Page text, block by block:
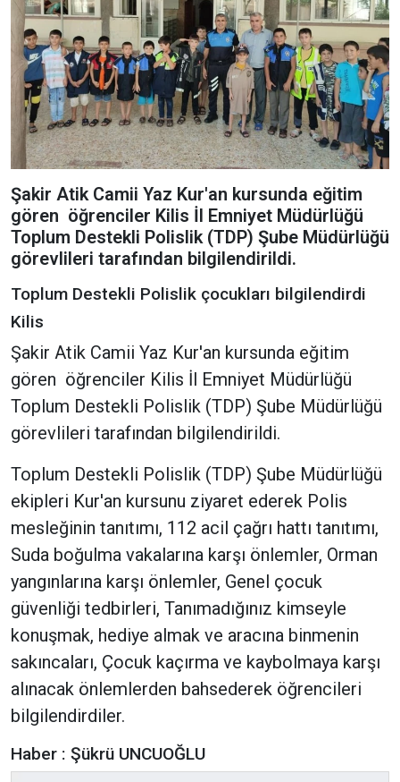
Şakir Atik Camii Yaz Kur'an kursunda eğitim
gören öğrenciler Kilis İl Emniyet Müdürlüğü
Toplum Destekli Polislik (TDP) Şube Müdürlüğü
görevlileri tarafından bilgilendirildi.
Toplum Destekli Polislik çocukları bilgilendirdi
Kilis
Şakir Atik Camii Yaz Kur'an kursunda eğitim
gören öğrenciler Kilis İl Emniyet Müdürlüğü
Toplum Destekli Polislik (TDP) Şube Müdürlüğü
görevlileri tarafından bilgilendirildi.
Toplum Destekli Polislik (TDP) Şube Müdürlüğü
ekipleri Kur'an kursunu ziyaret ederek Polis
mesleğinin tanıtımı, 112 acil çağrı hattı tanıtımı,
Suda boğulma vakalarına karşı önlemler, Orman
yangınlarına karşı önlemler, Genel çocuk
güvenliği tedbirleri, Tanımadığınız kimseyle
konuşmak, hediye almak ve aracına binmenin
sakıncaları, Çocuk kaçırma ve kaybolmaya karşı
alınacak önlemlerden bahsederek öğrencileri
bilgilendirdiler.
Haber : Şükrü UNCUOĞLU